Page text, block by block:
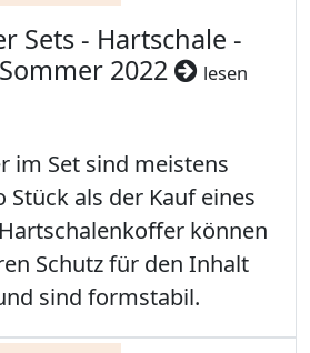
Sets - Hartschale -
2022
lesen
im Set sind meistens
als der Kauf eines
können
Schutz für den Inhalt
sind formstabil.